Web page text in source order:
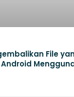
File